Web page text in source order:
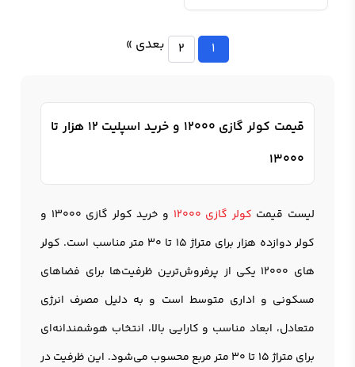
1
2 بعدی »
قیمت کولر گازی 12000 و خرید اسپلیت 12 هزار تا
13000
لیست قیمت کولر گازی 12000
و خرید کولر گازی 13000 و
کولر دوازده هزار برای متراژ 15 تا 30 متر مناسب است. کولر
های 12000 یکی از پرفروش‌ترین ظرفیت‌ها برای فضاهای
مسکونی و اداری متوسط است و به دلیل مصرف انرژی
متعادل، ابعاد مناسب و کارایی بالا، انتخاب هوشمندانه‌ای
برای متراژ ۱۵ تا ۳۰ متر مربع محسوب می‌شود. این ظرفیت در